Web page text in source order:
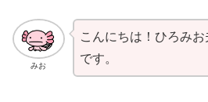
みお
こんにちは！ひろみお
です。